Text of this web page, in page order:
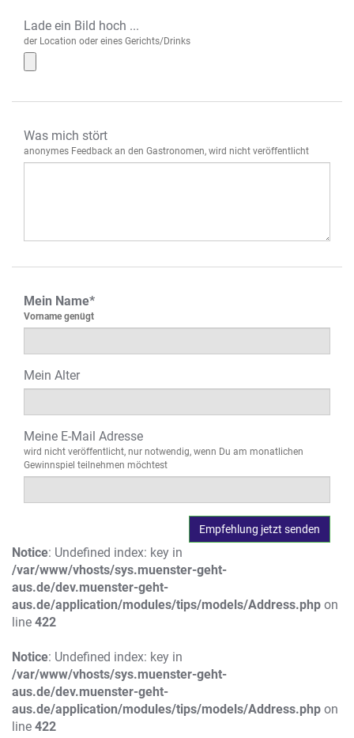
Lade ein Bild hoch ...
der Location oder eines Gerichts/Drinks
Was mich stört
anonymes Feedback an den Gastronomen, wird nicht veröffentlicht
Mein Name*
Vorname genügt
Mein Alter
Meine E-Mail Adresse
wird nicht veröffentlicht, nur notwendig, wenn Du am monatlichen
Gewinnspiel teilnehmen möchtest
Notice: Undefined index: key in
/var/www/vhosts/sys.muenster-geht-
aus.de/dev.muenster-geht-
aus.de/application/modules/tips/models/Address.php on
line 422
Notice: Undefined index: key in
/var/www/vhosts/sys.muenster-geht-
aus.de/dev.muenster-geht-
aus.de/application/modules/tips/models/Address.php on
line 422